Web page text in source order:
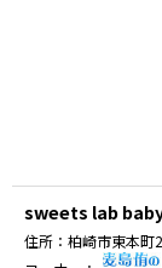
sweets lab
住所： 柏崎市東本町